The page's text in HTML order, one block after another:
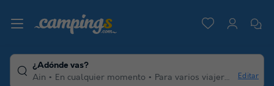
¿Adónde vas?
Ain
En cualquier momento Para varios viajeros Editar